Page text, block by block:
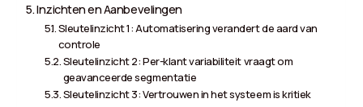
Inzichten en Aanbevelingen
Sleutelinzicht 1: Automatisering verandert de aard van
controle
Sleutelinzicht 2: Per-klant variabiliteit vraagt om
geavanceerde segmentatie
Sleutelinzicht 3: Vertrouwen in het systeem is kritiek